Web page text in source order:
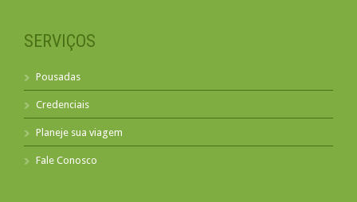
SERVIÇOS
Pousadas
Credenciais
Planeje sua viagem
Fale Conosco